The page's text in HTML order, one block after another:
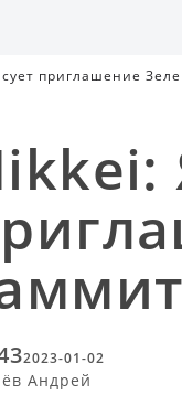
приглашение
2023-01-02
Андрей